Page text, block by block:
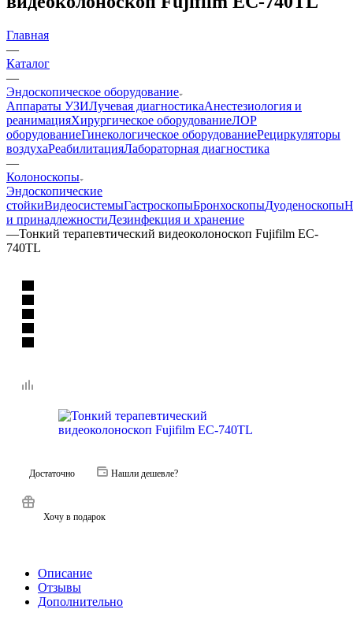
Главная
—
Каталог
—
Эндоскопическое оборудование
Аппараты УЗИЛучевая диагностикаАнестезиология и
реанимацияХирургическое оборудованиеЛОР
оборудованиеГинекологическое оборудованиеРециркуляторы
воздухаРеабилитацияЛабораторная диагностика
—
Колоноскопы
Эндоскопические
стойкиВидеосистемыГастроскопыБронхоскопыДуоденоскопы
и принадлежностиДезинфекция и хранение
—Тонкий терапевтический видеоколоноскоп Fujifilm EC-
740TL
Достаточно Нашли дешевле?
Хочу в подарок
Описание
Отзывы
Дополнительно